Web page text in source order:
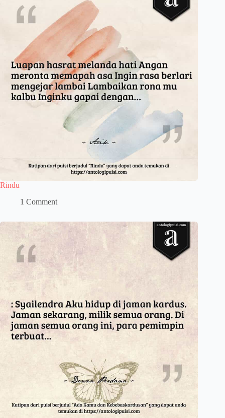
Rindu
1 Comment